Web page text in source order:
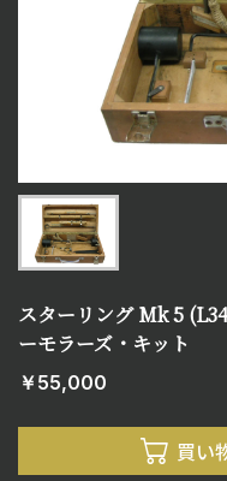
スターリング Mk 5
ーモラーズ・キット
￥55,000